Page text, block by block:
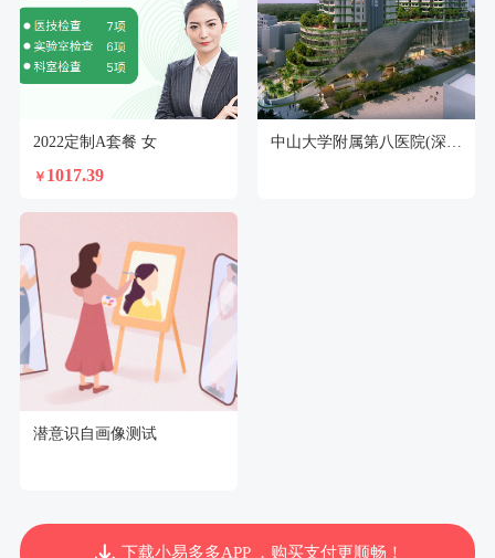
2022定制A套餐 女
￥ 1017.39
潜意识自画像测试
下载小易多多APP ，购买支付更顺畅！